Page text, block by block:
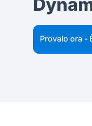
Provalo ora -